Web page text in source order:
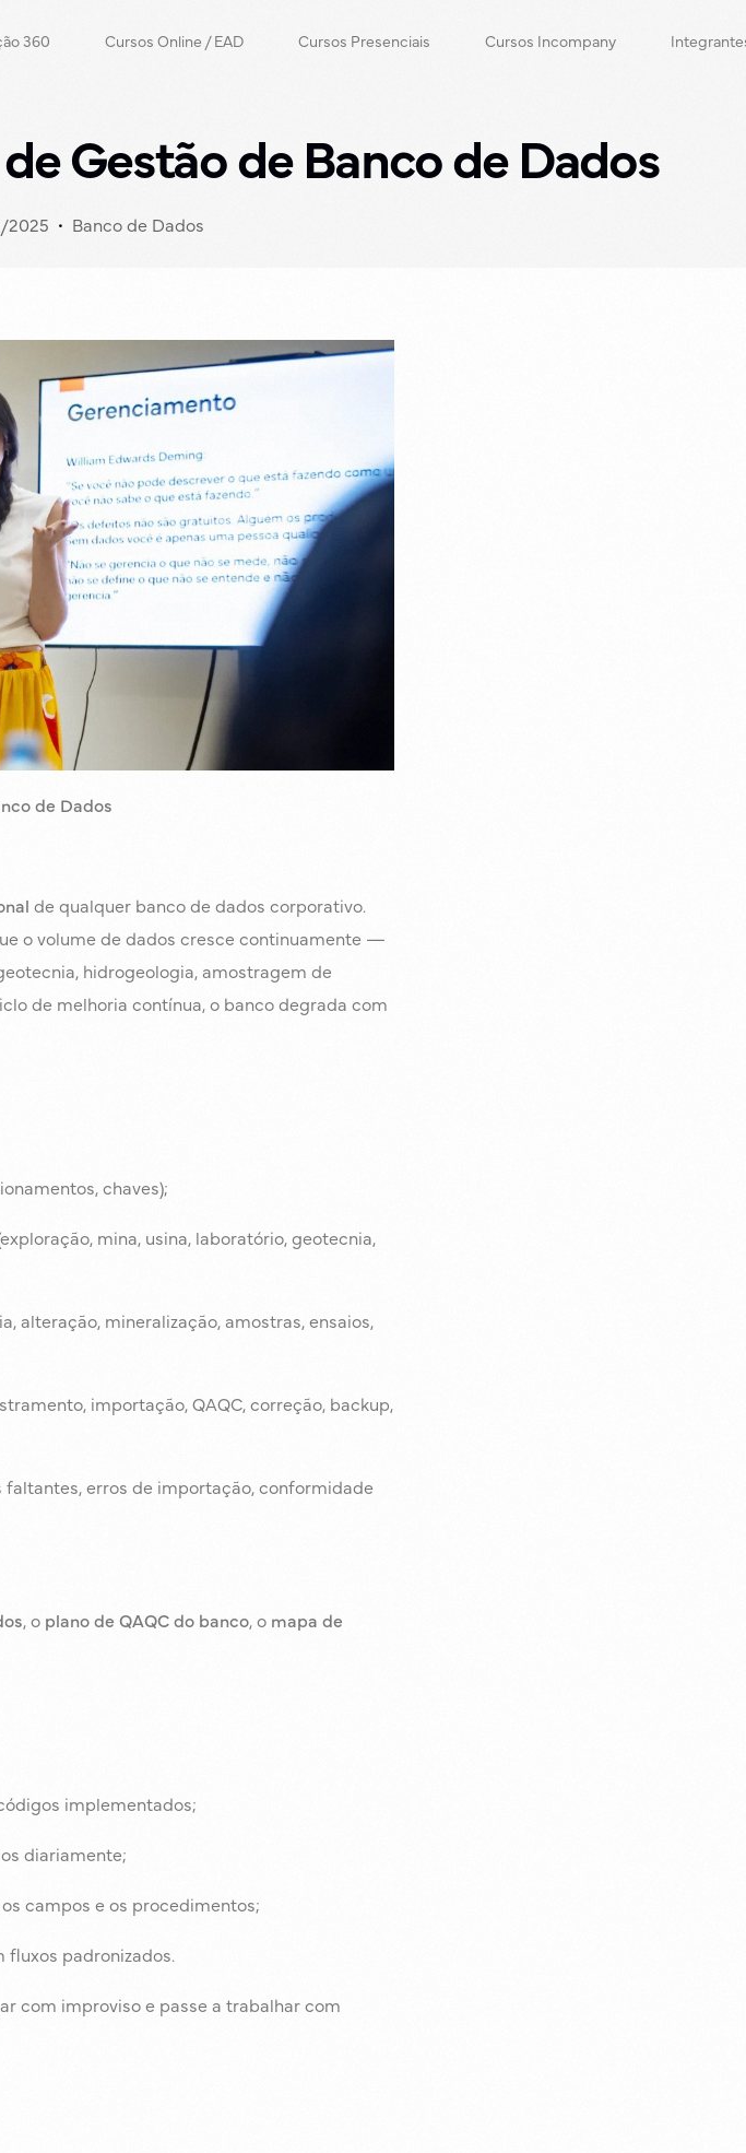
360 Cursos Online / EAD Cursos Presenciais Cursos Incompany
Gestão de Banco de Dados
2025 Banco de Dados
de Dados
de qualquer banco de dados corporativo.
o volume de dados cresce continuamente —
hidrogeologia, amostragem de
de melhoria contínua, o banco degrada com
chaves);
mina, usina, laboratório, geotecnia,
alteração, mineralização, amostras, ensaios,
importação, QAQC, correção, backup,
erros de importação, conformidade
, o plano de QAQC do banco, o mapa de
implementados;
diariamente;
campos e os procedimentos;
padronizados.
com improviso e passe a trabalhar com